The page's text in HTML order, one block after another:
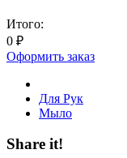
Итого:
0 ₽
Оформить заказ
Для Рук
Мыло
Share it!